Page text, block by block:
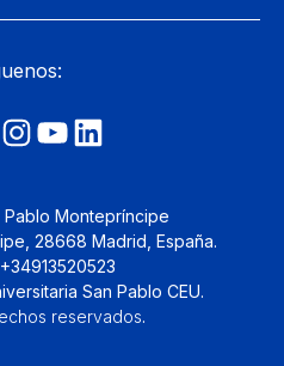
Pablo Montepríncipe
28668 Madrid, España.
San Pablo CEU.
reservados.